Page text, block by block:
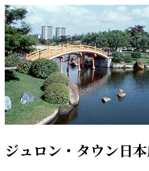
ジュロン・タウン日